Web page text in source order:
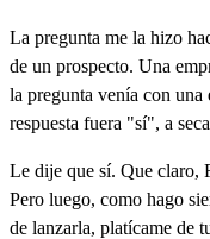
La pregunta me la hizo
de un prospecto. Una
la pregunta venía con una
respuesta fuera "sí", a
Le dije que sí. Que claro,
Pero luego, como hago
de lanzarla, platícame de